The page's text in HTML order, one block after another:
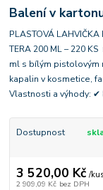
Balení v
PLASTOVÁ LAHVIČKA
TERA 200 ML – 220
ml s bílým pistolovým
kapalin v kosmetice,
Vlastnosti a výhody: ✔
Dostupnost
3 520,00 Kč /kus
2 909,09 Kč bez DPH